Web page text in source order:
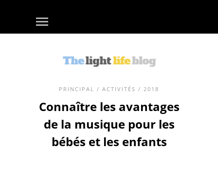
PRINCIPAL / ACTIVITÉS / 2018
Connaître les avantages
de la musique pour les
bébés et les enfants